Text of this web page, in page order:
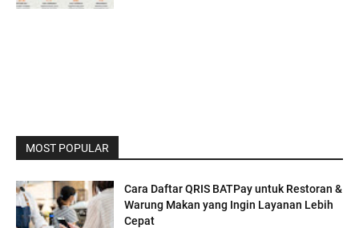
MOST POPULAR
Cara Daftar QRIS BATPay untuk Restoran &
Warung Makan yang Ingin Layanan Lebih
Cepat